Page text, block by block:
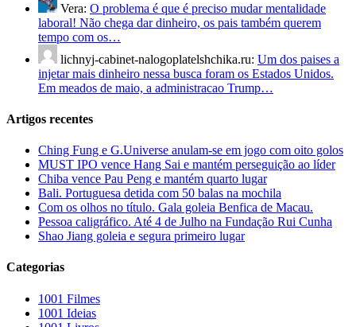
Vera: O problema é que é preciso mudar mentalidade
laboral! Não chega dar dinheiro, os pais também querem
tempo com os…
lichnyj-cabinet-nalogoplatelshchika.ru: Um dos paises a
injetar mais dinheiro nessa busca foram os Estados Unidos.
Em meados de maio, a administracao Trump…
Artigos recentes
Ching Fung e G.Universe anulam-se em jogo com oito golos
MUST IPO vence Hang Sai e mantém perseguição ao líder
Chiba vence Pau Peng e mantém quarto lugar
Bali. Portuguesa detida com 50 balas na mochila
Com os olhos no título. Gala goleia Benfica de Macau.
Pessoa caligráfico. Até 4 de Julho na Fundação Rui Cunha
Shao Jiang goleia e segura primeiro lugar
Categorias
1001 Filmes
1001 Ideias